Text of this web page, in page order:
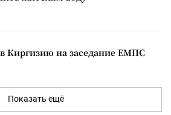
Киргизию на заседание ЕМПС
Показать ещё